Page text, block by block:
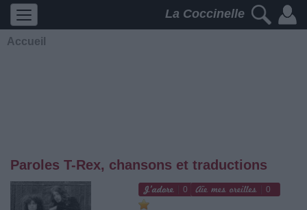
La Coccinelle
Accueil
Paroles T-Rex, chansons et traductions
0 0